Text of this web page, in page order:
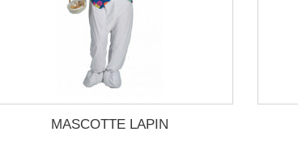
MASCOTTE LAPIN